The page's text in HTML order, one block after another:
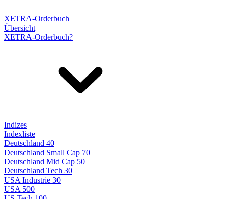
XETRA-Orderbuch
Übersicht
XETRA-Orderbuch?
Indizes
Indexliste
Deutschland 40
Deutschland Small Cap 70
Deutschland Mid Cap 50
Deutschland Tech 30
USA Industrie 30
USA 500